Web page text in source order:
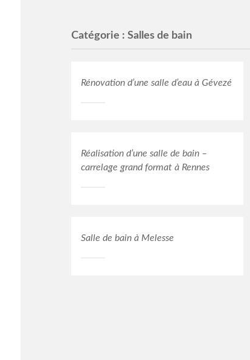
Catégorie :Salles de bain
Rénovation d’une salle d’eau à Gévezé
Réalisation d’une salle de bain –
carrelage grand format à Rennes
Salle de bain à Melesse